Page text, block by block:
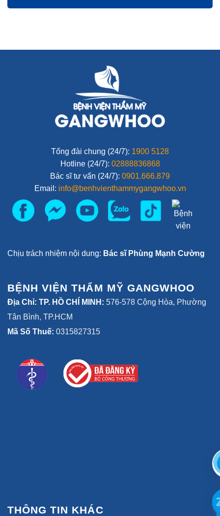
Tổng đài chung (24/7): 1900 5128
Hotline (24/7): 02888836868
Bác sĩ tư vấn (24/7): 0901.666.879
Email: info@benhvienthammygangwhoo.vn
Chịu trách nhiệm nội dung: Bác sĩ Phùng Mạnh Cường
BỆNH VIỆN THẨM MỸ GANGWHOO
Địa Chỉ: TP. HỒ CHÍ MINH: 576-578 Cộng Hòa, Phường
Tân Bình, TP.HCM
Mã Số Thuế: 0315827315
THÔNG TIN KHÁC